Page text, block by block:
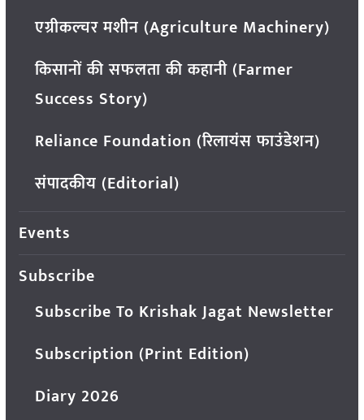
एग्रीकल्चर मशीन (Agriculture Machinery)
किसानों की सफलता की कहानी (Farmer
Success Story)
Reliance Foundation (रिलायंस फाउंडेशन)
संपादकीय (Editorial)
Events
Subscribe
Subscribe To Krishak Jagat Newsletter
Subscription (Print Edition)
Diary 2026